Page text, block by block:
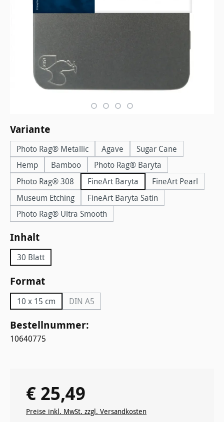
Variante
Photo Rag® Metallic Agave
Sugar Cane
Hemp
Bamboo
Photo Rag® Baryta
Photo Rag® 308
FineArt Baryta
FineArt Pearl
Museum Etching
FineArt Baryta Satin
Photo Rag® Ultra Smooth
Inhaltauswählen
30 Blatt
Formatauswählen
10 x 15 cm DIN A5(Diese Option ist zurzeit nicht verfügbar.)
Bestellnummer:
10640775
Regulärer Preis:
€ 25,49
Preise inkl. MwSt. zzgl. Versandkosten